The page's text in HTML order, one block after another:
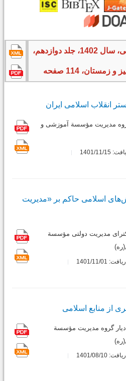
اسلام و پژوهش های مدیریتی، سال 1402، جلد دوازدهم،
انقلاب اسلامی ایران
مدیریت مؤسسة آموزشی و
11/15
اسلامی حاکم بر «مدیریت
مدیریت دولتی مؤسسة
1401/11/01
از منابع اسلامی
گروه مدیریت مؤسسة
1401/08/10